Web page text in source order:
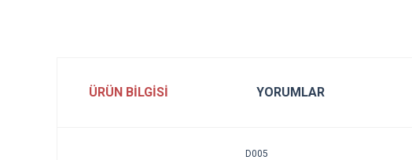
ÜRÜN BILGISI YORUMLAR
D005